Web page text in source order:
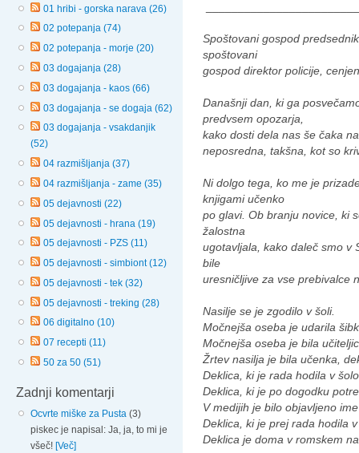
01 hribi - gorska narava (26)
02 potepanja (74)
02 potepanja - morje (20)
03 dogajanja (28)
03 dogajanja - kaos (66)
03 dogajanja - se dogaja (62)
03 dogajanja - vsakdanjik
(52)
04 razmišljanja (37)
04 razmišljanja - zame (35)
05 dejavnosti (22)
05 dejavnosti - hrana (19)
05 dejavnosti - PZS (11)
05 dejavnosti - simbiont (12)
05 dejavnosti - tek (32)
05 dejavnosti - treking (28)
06 digitalno (10)
07 recepti (11)
50 za 50 (51)
Zadnji komentarji
Ocvrte miške za Pusta (3)
piskec je napisal: Ja, ja, to mi je
všeč! [Več]
Spoštovani gospod
spoštovani
gospod direktor policije,
Današnji dan, ki ga
predvsem opozarja,
kako dosti dela nas še čaka
neposredna, takšna, kot so
Ni dolgo tega, ko me je
knjigami učenko
po glavi. Ob branju novice, ki
žalostna
ugotavljala, kako daleč smo v
bile
uresničljive za vse prebivalce
Nasilje se je zgodilo v šoli.
Močnejša oseba je udarila
Močnejša oseba je bila
Žrtev nasilja je bila učenka,
Deklica, ki je rada hodila v
Deklica, ki je po dogodku
V medijih je bilo objavljeno
Deklica, ki je prej rada hodila
Deklica je doma v romskem